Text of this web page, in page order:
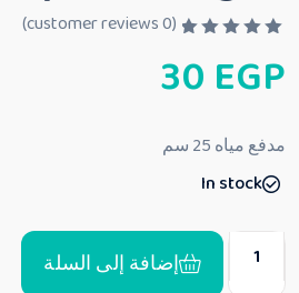
م
ا
ي
م
ن
(
0
30 EGP
مدفع مياه 25 سم
In stock
إضافة إلى السلة